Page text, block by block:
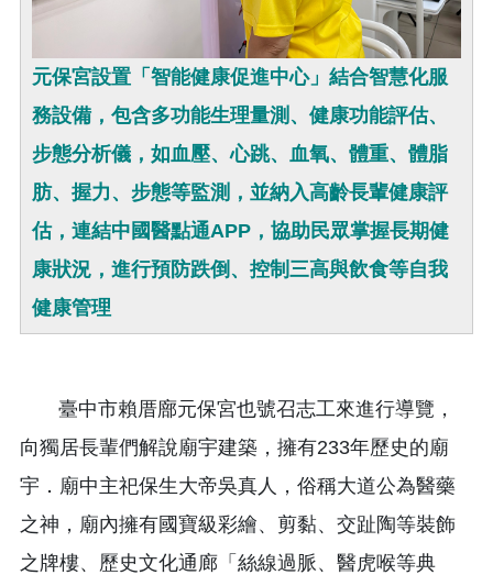
元保宮設置「智能健康促進中心」結合智慧化服
務設備，包含多功能生理量測、健康功能評估、
步態分析儀，如血壓、心跳、血氧、體重、體脂
肪、握力、步態等監測，並納入高齡長輩健康評
估，連結中國醫點通APP，協助民眾掌握長期健
康狀況，進行預防跌倒、控制三高與飲食等自我
健康管理
臺中市賴厝廍元保宮也號召志工來進行導覽，
向獨居長輩們解說廟宇建築，擁有233年歷史的廟
宇．廟中主祀保生大帝吳真人，俗稱大道公為醫藥
之神，廟內擁有國寶級彩繪、剪黏、交趾陶等裝飾
之牌樓、歷史文化通廊「絲線過脈、醫虎喉等典